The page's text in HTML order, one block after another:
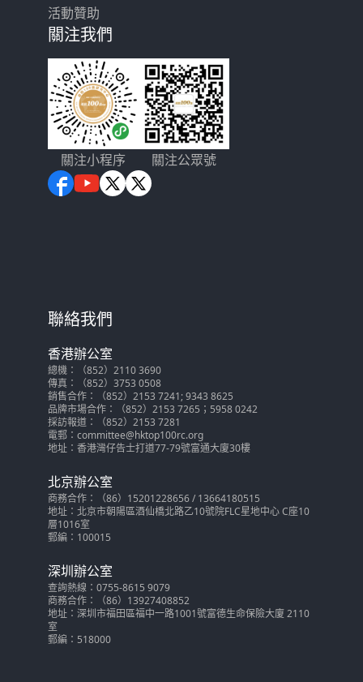
活動贊助
關注我們
關注小程序 關注公眾號
聯絡我們
香港辦公室
總機：（852）2110 3690
傳真：（852）3753 0508
銷售合作：（852）2153 7241; 9343 8625
品牌市場合作：（852）2153 7265；5958 0242
採訪報道：（852）2153 7281
電郵：committee@hktop100rc.org
地址：香港灣仔告士打道77-79號富通大廈30樓
北京辦公室
商務合作：（86）15201228656 / 13664180515
地址：北京市朝陽區酒仙橋北路乙10號院FLC星地中心 C座10
層1016室
郵編：100015
深圳辦公室
查詢熱線：0755-8615 9079
商務合作：（86）13927408852
地址：深圳市福田區福中一路1001號富德生命保險大廈 2110
室
郵編：518000